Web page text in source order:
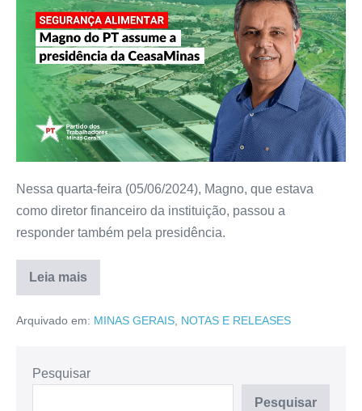
Nessa quarta-feira (05/06/2024), Magno, que estava
como diretor financeiro da instituição, passou a
responder também pela presidência.
Leia mais
Arquivado em: MINAS GERAIS, NOTAS E RELEASES
Pesquisar
Pesquisar